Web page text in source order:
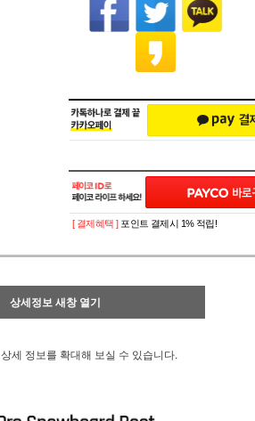
[ 결제혜택 ] 포인트 결제시 1% 적립!
상세정보 새창 열기
상세 정보를 확대해 보실 수 있습니다.